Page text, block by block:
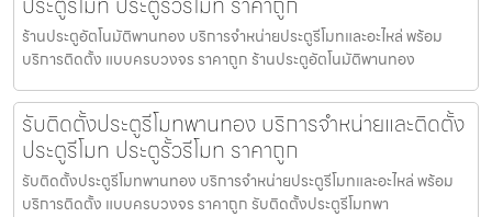
ร้านประตูอัตโนมัติพานทอง บริการจำหน่ายประตูรีโมทและอะไหล่ พร้อม
บริการติดตั้ง แบบครบวงจร ราคาถูก ร้านประตูอัตโนมัติพานทอง
รับติดตั้งประตูรีโมทพานทอง บริการจำหน่ายและติดตั้ง
ประตูรีโมท ประตูรั้วรีโมท ราคาถูก
รับติดตั้งประตูรีโมทพานทอง บริการจำหน่ายประตูรีโมทและอะไหล่ พร้อม
บริการติดตั้ง แบบครบวงจร ราคาถูก รับติดตั้งประตูรีโมทพา